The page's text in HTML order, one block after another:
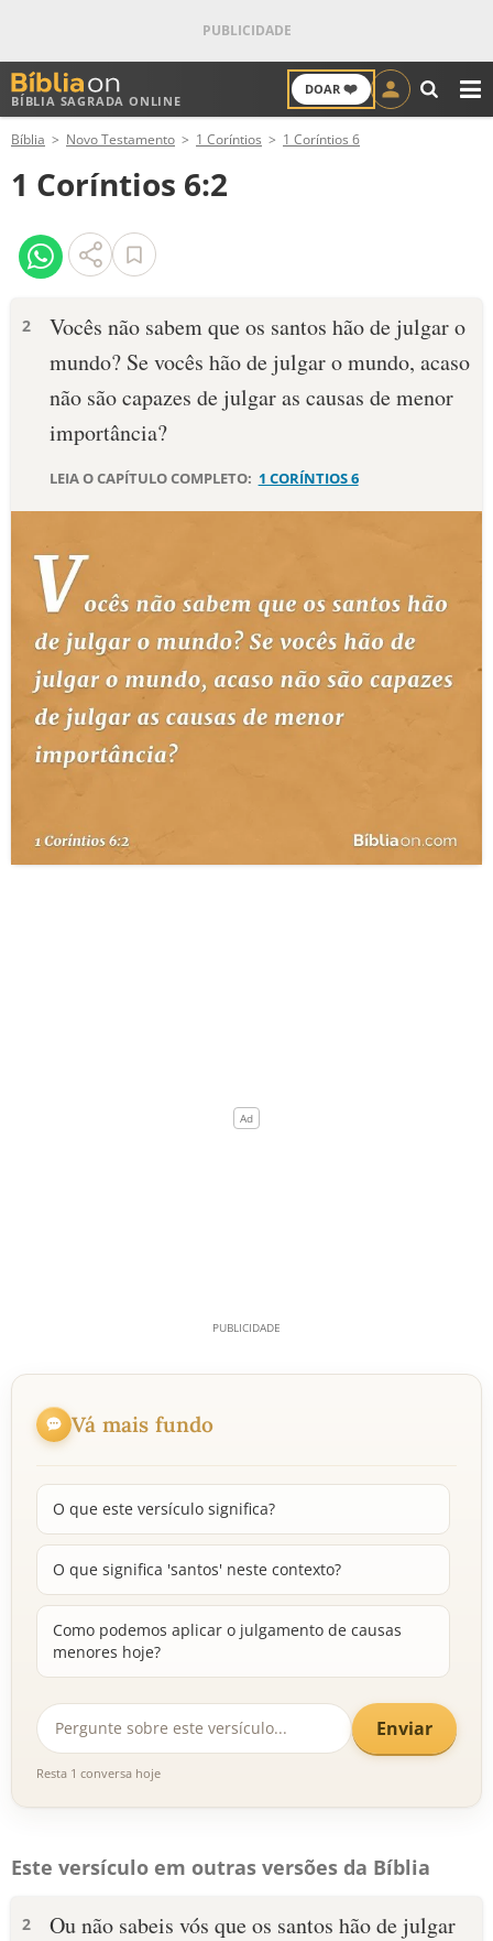
BÍBLIA SAGRADA ONLINE
DOAR ❤️
ANTIGO TESTAMENTO
NOVO TESTAMENTO
VERSÍCULOS
PALAVRA DO DIA
SALMO DO DIA
DEVOCIONAL DIÁRIO
ESTUDOS BÍBLICOS
ESBOÇOS DE PREGAÇÃO
TEMAS
PERGUNTE À BÍBLIA
QUEM SOMOS
Bíblia Novo Testamento 1 Coríntios 1 Coríntios 6
1 Coríntios 6:2
2
Vocês não sabem que os santos hão de julgar o
mundo? Se vocês hão de julgar o mundo, acaso
não são capazes de julgar as causas de menor
importância?
LEIA O CAPÍTULO COMPLETO: 1 CORÍNTIOS 6
Vá mais fundo
O que este versículo significa?
O que significa 'santos' neste contexto?
Como podemos aplicar o julgamento de causas
menores hoje?
Enviar
Resta 1 conversa hoje
Este versículo em outras versões da Bíblia
2
Ou não sabeis vós que os santos hão de julgar